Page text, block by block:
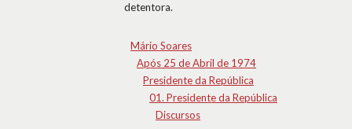
detentora.
Mário Soares
Após 25 de Abril de 1974
Presidente da República
01. Presidente da República
Discursos